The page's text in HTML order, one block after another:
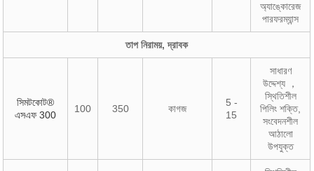
অ্যাঙ্কোরেজ
পারফরম্যান্স
তাপ নিরাময়, দ্রাবক
সিমটকোট®
এসএফ 300
100 350 কাগজ
5 -
15
সাধারণ
উদ্দেশ্য ，
স্থিতিশীল
পিলিং শক্তি,
সংবেদনশীল
আঠালো
উপযুক্ত